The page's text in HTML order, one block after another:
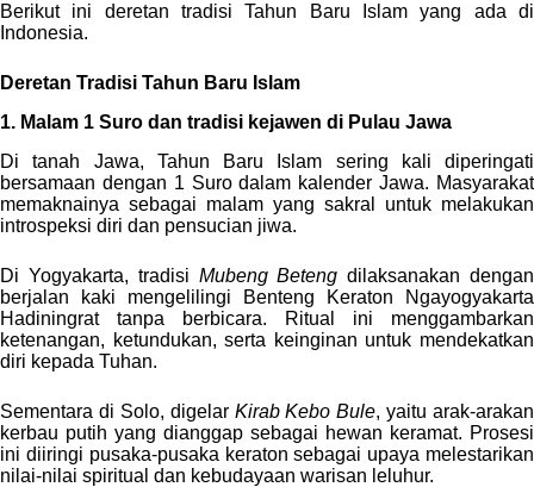
Berikut ini deretan tradisi Tahun Baru Islam yang ada di
Indonesia.
Deretan Tradisi Tahun Baru Islam
1. Malam 1 Suro dan tradisi kejawen di Pulau Jawa
Di tanah Jawa, Tahun Baru Islam sering kali diperingati
bersamaan dengan 1 Suro dalam kalender Jawa. Masyarakat
memaknainya sebagai malam yang sakral untuk melakukan
introspeksi diri dan pensucian jiwa.
Di Yogyakarta, tradisi Mubeng Beteng dilaksanakan dengan
berjalan kaki mengelilingi Benteng Keraton Ngayogyakarta
Hadiningrat tanpa berbicara. Ritual ini menggambarkan
ketenangan, ketundukan, serta keinginan untuk mendekatkan
diri kepada Tuhan.
Sementara di Solo, digelar Kirab Kebo Bule, yaitu arak-arakan
kerbau putih yang dianggap sebagai hewan keramat. Prosesi
ini diiringi pusaka-pusaka keraton sebagai upaya melestarikan
nilai-nilai spiritual dan kebudayaan warisan leluhur.